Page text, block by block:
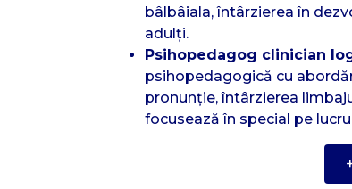
bâlbâiala, întârzierea în
adulți.
Psihopedagog clinician
psihopedagogică cu
pronunție, întârzierea
focusează în special pe